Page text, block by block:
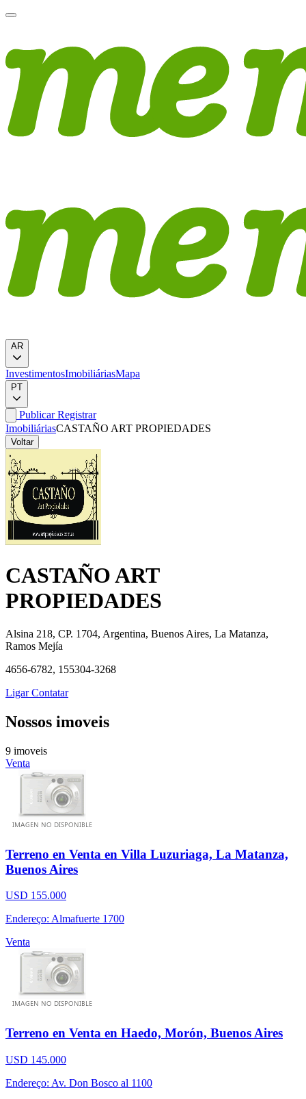
AR
InvestimentosImobiliáriasMapa
PT
PublicarRegistrar
ImobiliáriasCASTAÑO ART PROPIEDADES
Voltar
CASTAÑO ART
PROPIEDADES
Alsina 218, CP. 1704, Argentina, Buenos Aires, La Matanza,
Ramos Mejía
4656-6782, 155304-3268
LigarContatar
Nossos imoveis
9 imoveis
Venta
Terreno en Venta en Villa Luzuriaga, La Matanza,
Buenos Aires
USD 155.000
Endereço: Almafuerte 1700
Venta
Terreno en Venta en Haedo, Morón, Buenos Aires
USD 145.000
Endereço: Av. Don Bosco al 1100